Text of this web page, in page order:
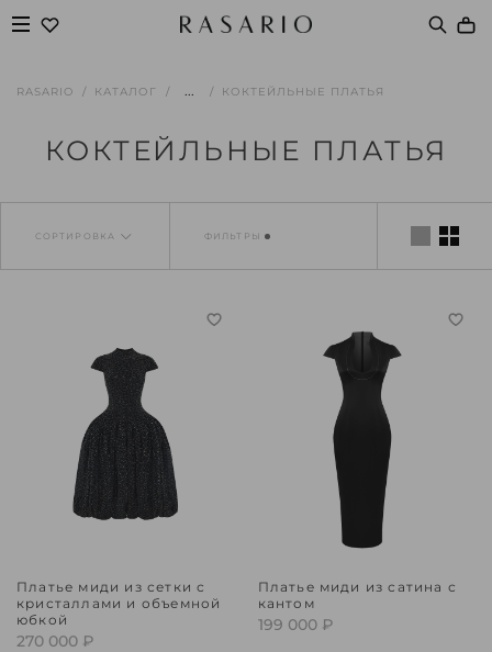
RASARIO КАТАЛОГ ... КОКТЕЙЛЬНЫЕ ПЛАТЬЯ
КОКТЕЙЛЬНЫЕ ПЛАТЬЯ
СОРТИРОВКА ФИЛЬТРЫ
Платье миди из сетки с
кристаллами и объемной
юбкой
270 000 ₽
Платье миди из сатина с
кантом
199 000 ₽